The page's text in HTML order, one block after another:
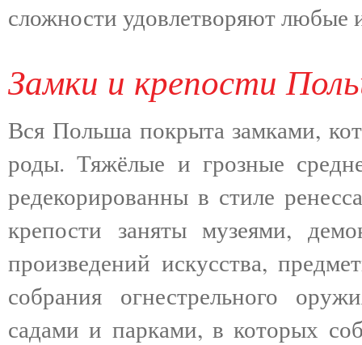
сложности удовлетворяют любые
Замки и крепости
Вся Польша покрыта замками,
роды. Тяжёлые и грозные
редекорированны в стиле
крепости заняты музеями,
произведений искусства,
собрания огнестрельного
садами и парками, в которых